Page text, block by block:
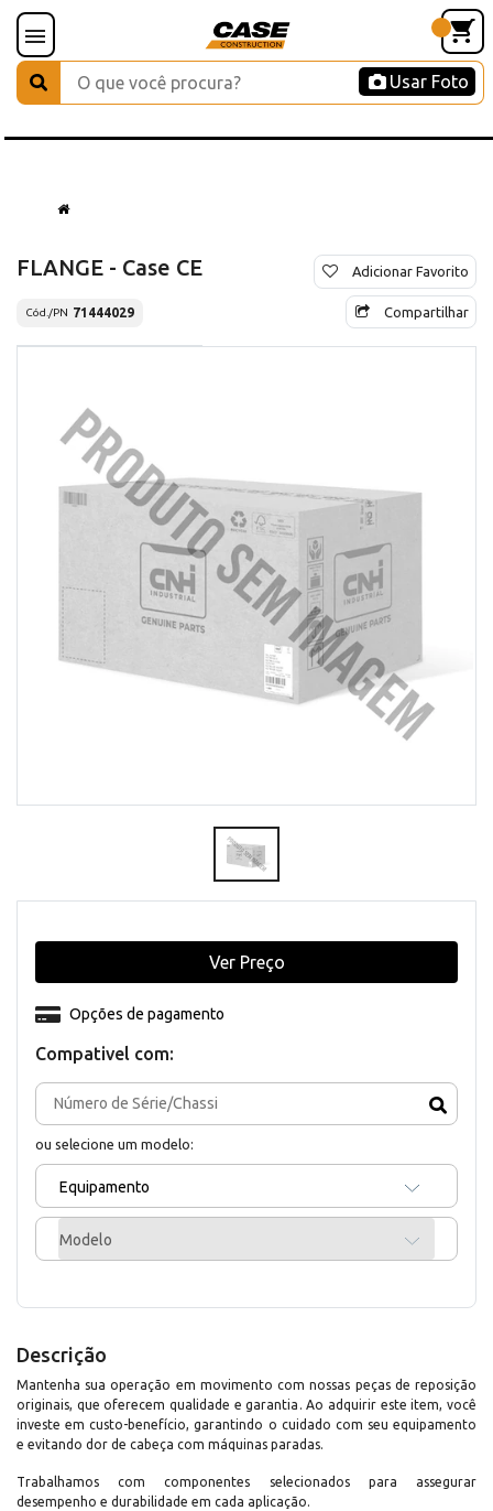
Usar Foto
FLANGE - Case CE
Cód./PN 71444029
Adicionar Favorito
Compartilhar
Compativel com:
ou selecione um modelo:
Equipamento
Modelo
Opções de pagamento
Ver Preço
Descrição
Mantenha sua operação em movimento com nossas peças de reposição
originais, que oferecem qualidade e garantia. Ao adquirir este item, você
investe em custo-benefício, garantindo o cuidado com seu equipamento
e evitando dor de cabeça com máquinas paradas.
Trabalhamos com componentes selecionados para assegurar
desempenho e durabilidade em cada aplicação.